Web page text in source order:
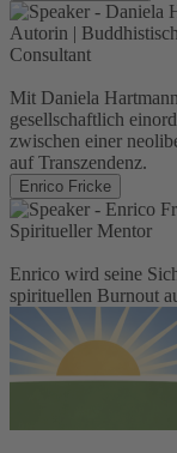
Autorin |
Consultant
Mit Daniela
gesellschaftlich
zwischen einer
auf Transzendenz.
Enrico Fricke
Spiritueller Mentor
Enrico wird seine
spirituellen Burnout